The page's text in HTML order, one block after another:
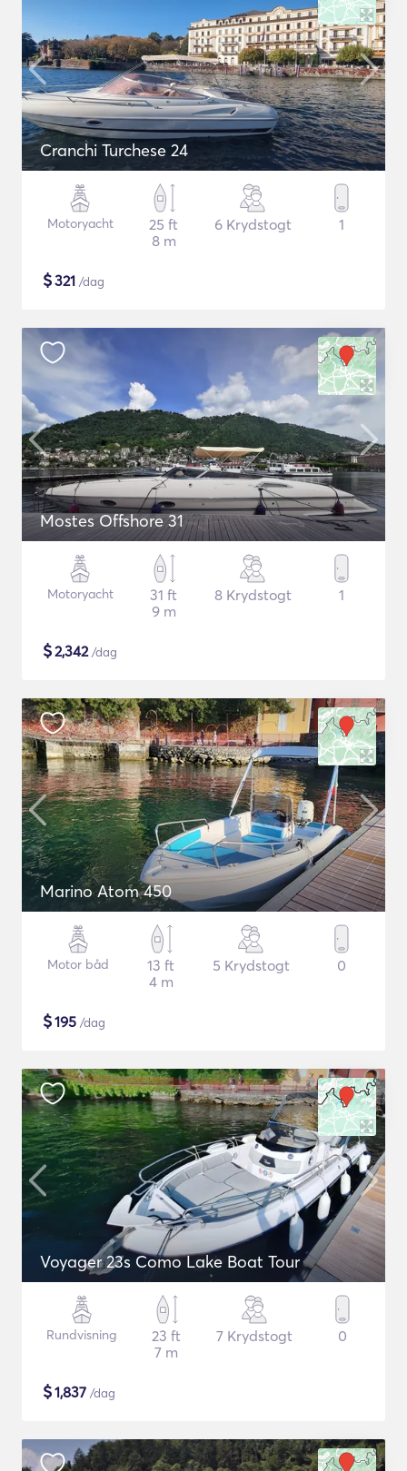
Cranchi Turchese 24
Motoryacht
25 ft
8 m
6 Krydstogt 1
$321 /dag
Mostes Offshore 31
Motoryacht
31 ft
9 m
8 Krydstogt 1
$2,342/dag
Marino Atom 450
Motor båd
13 ft
4 m
5 Krydstogt 0
$195 /dag
Voyager 23s Como Lake Boat Tour
Rundvisning
23 ft
7 m
7 Krydstogt 0
$1,837 /dag